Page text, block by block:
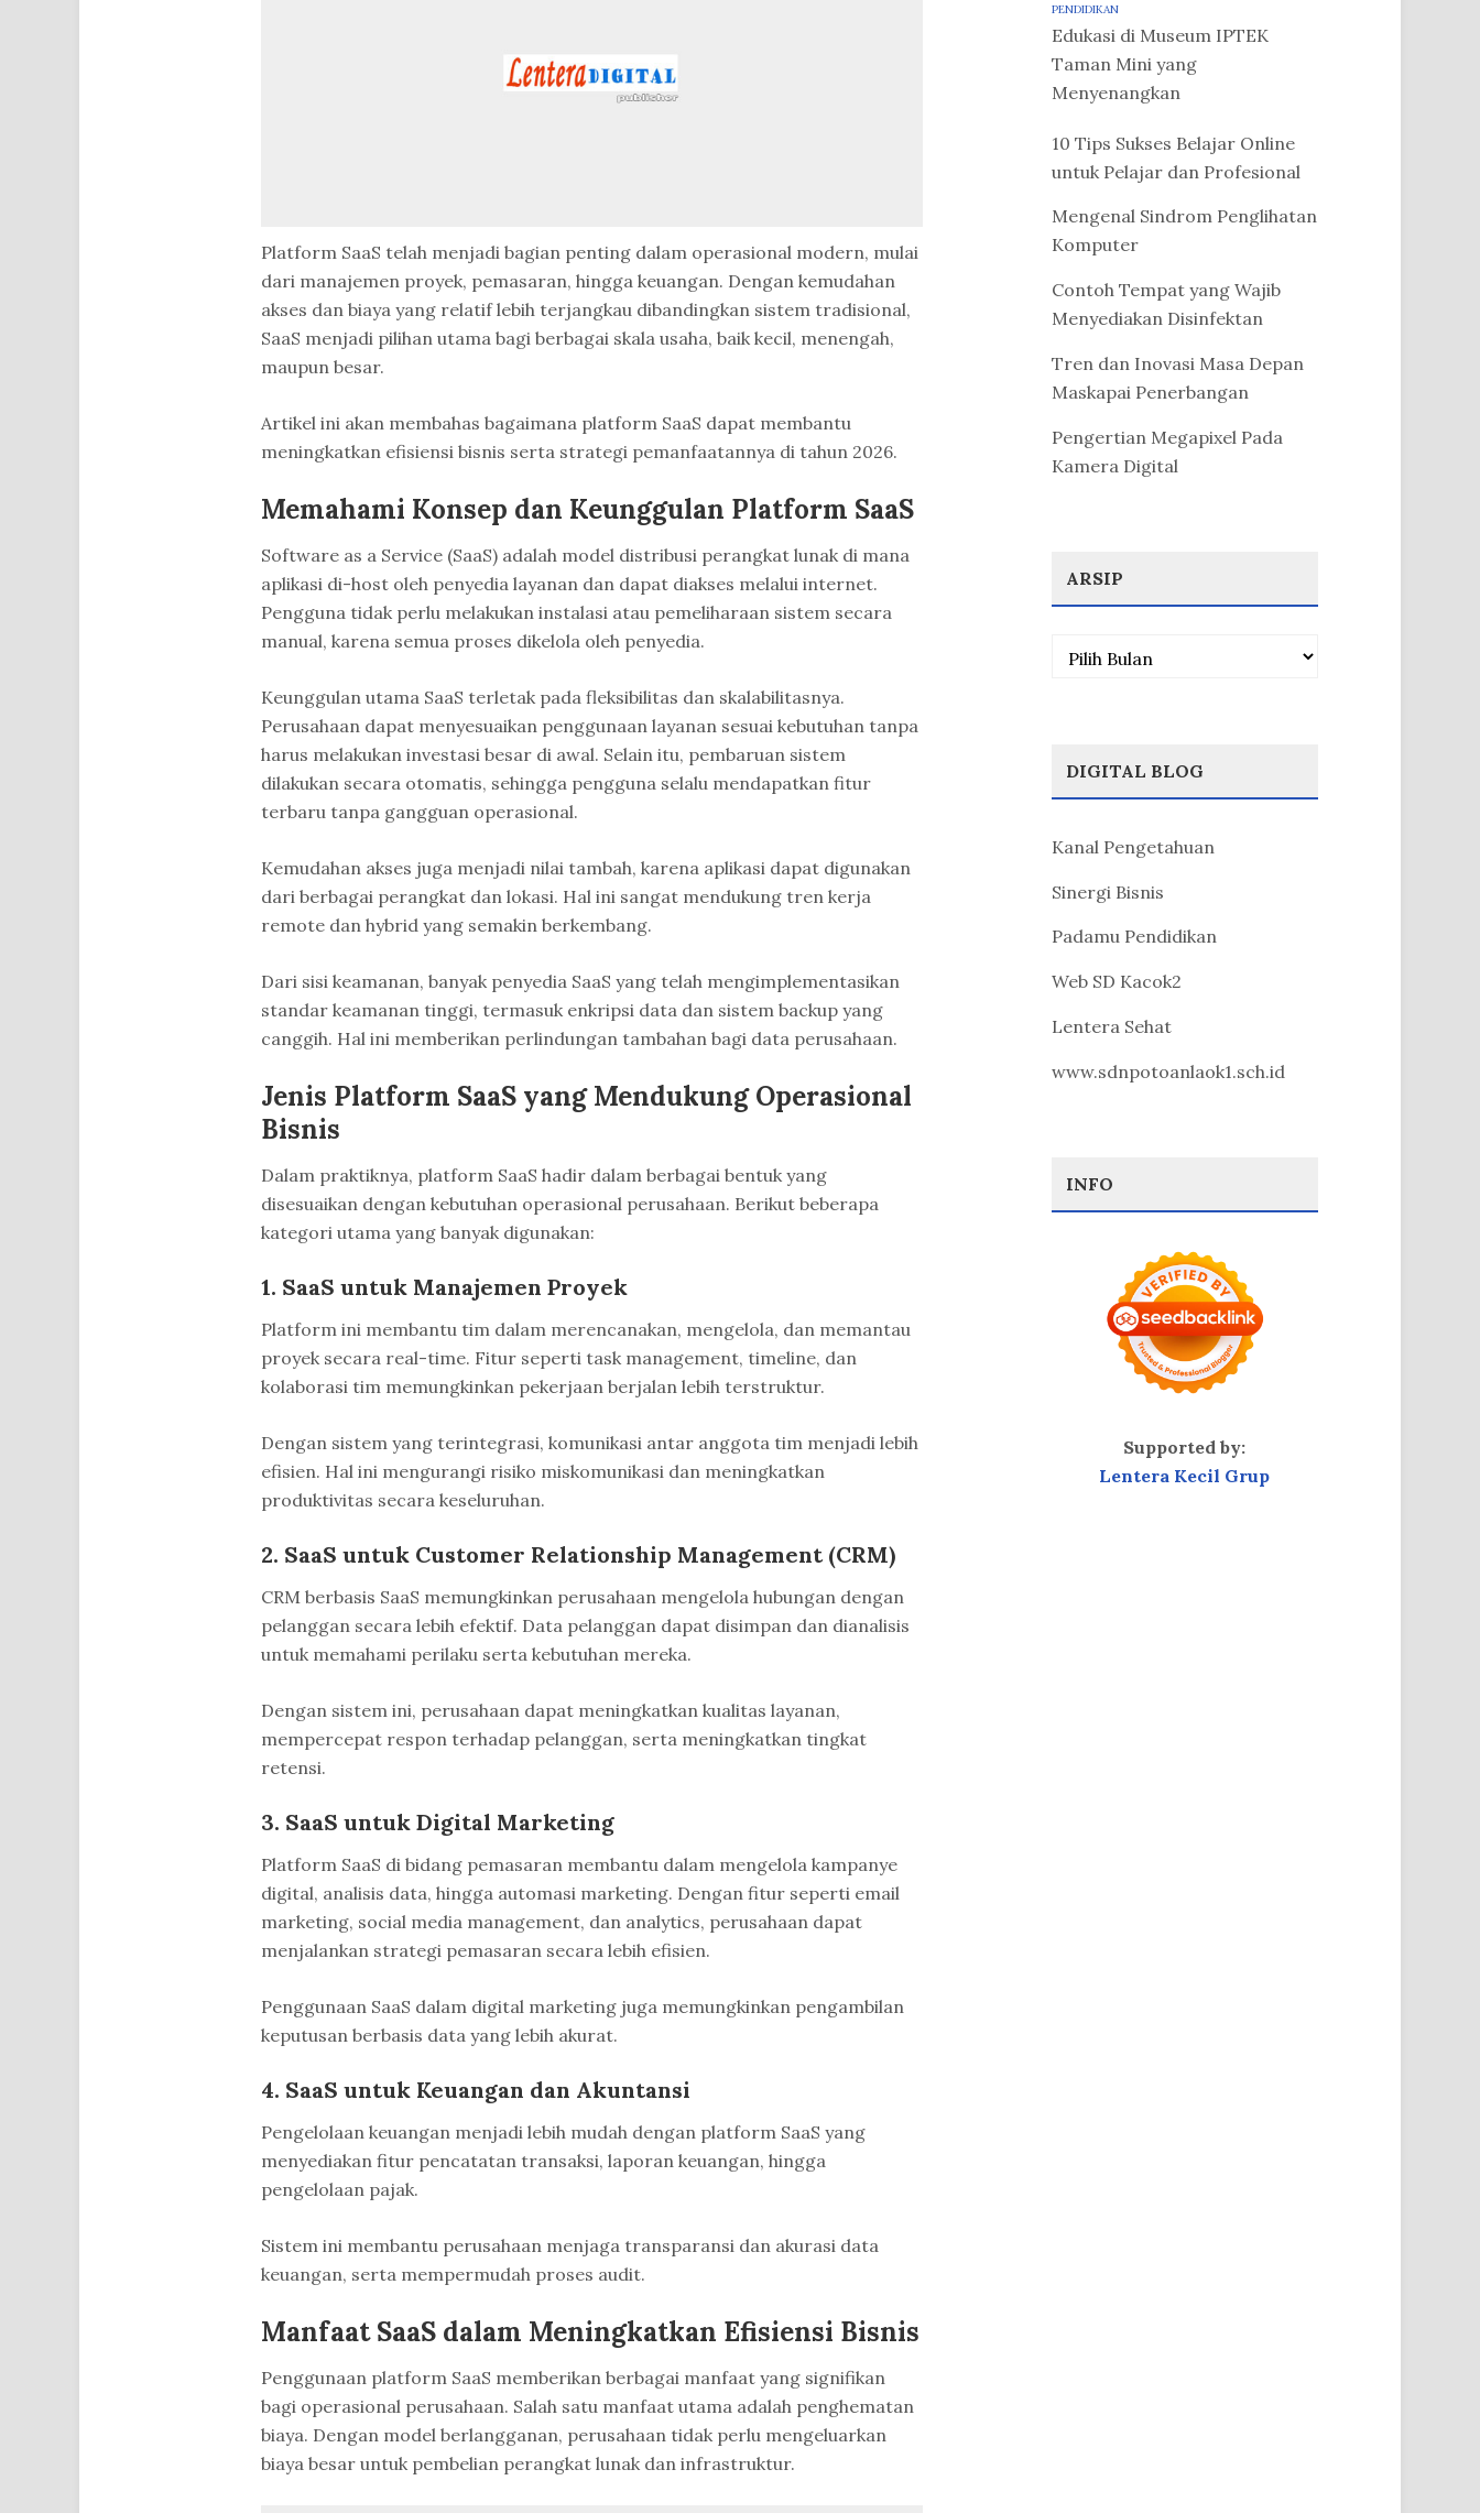
Platform SaaS telah menjadi bagian penting dalam operasional modern, mulai
dari manajemen proyek, pemasaran, hingga keuangan. Dengan kemudahan
akses dan biaya yang relatif lebih terjangkau dibandingkan sistem tradisional,
SaaS menjadi pilihan utama bagi berbagai skala usaha, baik kecil, menengah,
maupun besar.
Artikel ini akan membahas bagaimana platform SaaS dapat membantu
meningkatkan efisiensi bisnis serta strategi pemanfaatannya di tahun 2026.
Memahami Konsep dan Keunggulan Platform SaaS
Software as a Service (SaaS) adalah model distribusi perangkat lunak di mana
aplikasi di-host oleh penyedia layanan dan dapat diakses melalui internet.
Pengguna tidak perlu melakukan instalasi atau pemeliharaan sistem secara
manual, karena semua proses dikelola oleh penyedia.
Keunggulan utama SaaS terletak pada fleksibilitas dan skalabilitasnya.
Perusahaan dapat menyesuaikan penggunaan layanan sesuai kebutuhan tanpa
harus melakukan investasi besar di awal. Selain itu, pembaruan sistem
dilakukan secara otomatis, sehingga pengguna selalu mendapatkan fitur
terbaru tanpa gangguan operasional.
Kemudahan akses juga menjadi nilai tambah, karena aplikasi dapat digunakan
dari berbagai perangkat dan lokasi. Hal ini sangat mendukung tren kerja
remote dan hybrid yang semakin berkembang.
Dari sisi keamanan, banyak penyedia SaaS yang telah mengimplementasikan
standar keamanan tinggi, termasuk enkripsi data dan sistem backup yang
canggih. Hal ini memberikan perlindungan tambahan bagi data perusahaan.
Jenis Platform SaaS yang Mendukung Operasional
Bisnis
Dalam praktiknya, platform SaaS hadir dalam berbagai bentuk yang
disesuaikan dengan kebutuhan operasional perusahaan. Berikut beberapa
kategori utama yang banyak digunakan:
1. SaaS untuk Manajemen Proyek
Platform ini membantu tim dalam merencanakan, mengelola, dan memantau
proyek secara real-time. Fitur seperti task management, timeline, dan
kolaborasi tim memungkinkan pekerjaan berjalan lebih terstruktur.
Dengan sistem yang terintegrasi, komunikasi antar anggota tim menjadi lebih
efisien. Hal ini mengurangi risiko miskomunikasi dan meningkatkan
produktivitas secara keseluruhan.
2. SaaS untuk Customer Relationship Management (CRM)
CRM berbasis SaaS memungkinkan perusahaan mengelola hubungan dengan
pelanggan secara lebih efektif. Data pelanggan dapat disimpan dan dianalisis
untuk memahami perilaku serta kebutuhan mereka.
Dengan sistem ini, perusahaan dapat meningkatkan kualitas layanan,
mempercepat respon terhadap pelanggan, serta meningkatkan tingkat
retensi.
3. SaaS untuk Digital Marketing
Platform SaaS di bidang pemasaran membantu dalam mengelola kampanye
digital, analisis data, hingga automasi marketing. Dengan fitur seperti email
marketing, social media management, dan analytics, perusahaan dapat
menjalankan strategi pemasaran secara lebih efisien.
Penggunaan SaaS dalam digital marketing juga memungkinkan pengambilan
keputusan berbasis data yang lebih akurat.
4. SaaS untuk Keuangan dan Akuntansi
Pengelolaan keuangan menjadi lebih mudah dengan platform SaaS yang
menyediakan fitur pencatatan transaksi, laporan keuangan, hingga
pengelolaan pajak.
Sistem ini membantu perusahaan menjaga transparansi dan akurasi data
keuangan, serta mempermudah proses audit.
Manfaat SaaS dalam Meningkatkan Efisiensi Bisnis
Penggunaan platform SaaS memberikan berbagai manfaat yang signifikan
bagi operasional perusahaan. Salah satu manfaat utama adalah penghematan
biaya. Dengan model berlangganan, perusahaan tidak perlu mengeluarkan
biaya besar untuk pembelian perangkat lunak dan infrastruktur.
PENDIDIKAN
Edukasi di Museum IPTEK
Taman Mini yang
Menyenangkan
10 Tips Sukses Belajar Online
untuk Pelajar dan Profesional
Mengenal Sindrom Penglihatan
Komputer
Contoh Tempat yang Wajib
Menyediakan Disinfektan
Tren dan Inovasi Masa Depan
Maskapai Penerbangan
Pengertian Megapixel Pada
Kamera Digital
ARSIP
Arsip
DIGITAL BLOG
Kanal Pengetahuan
Sinergi Bisnis
Padamu Pendidikan
Web SD Kacok2
Lentera Sehat
www.sdnpotoanlaok1.sch.id
INFO
Supported by:
Lentera Kecil Grup